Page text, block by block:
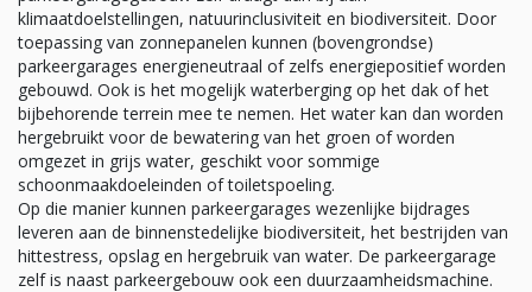
klimaatdoelstellingen, natuurinclusiviteit en biodiversiteit. Door
toepassing van zonnepanelen kunnen (bovengrondse)
parkeergarages energieneutraal of zelfs energiepositief worden
gebouwd. Ook is het mogelijk waterberging op het dak of het
bijbehorende terrein mee te nemen. Het water kan dan worden
hergebruikt voor de bewatering van het groen of worden
omgezet in grijs water, geschikt voor sommige
schoonmaakdoeleinden of toiletspoeling.
Op die manier kunnen parkeergarages wezenlijke bijdrages
leveren aan de binnenstedelijke biodiversiteit, het bestrijden van
hittestress, opslag en hergebruik van water. De parkeergarage
zelf is naast parkeergebouw ook een duurzaamheidsmachine.